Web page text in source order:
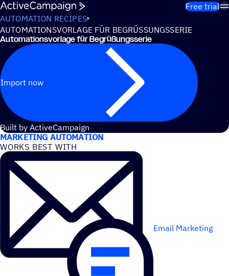
Skip to content
Free trial
AUTOMATION RECIPES
AUTOMATIONSVORLAGE FÜR BEGRÜSSUNGSSERIE
Automationsvorlage für Begrüßungsserie
Import now
Built by ActiveCampaign
USE CASES
MARKETING AUTOMATION
WORKS BEST WITH
Email Marketing